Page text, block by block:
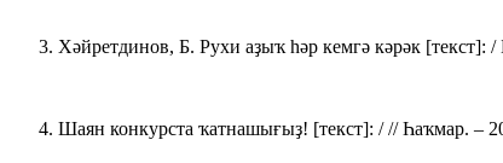
Хәйретдинов, Б. Рухи аҙыҡ һәр кемгә кәрәк
Шаян конкурста ҡатнашығыҙ! [текст]: / // Һаҡмар. –